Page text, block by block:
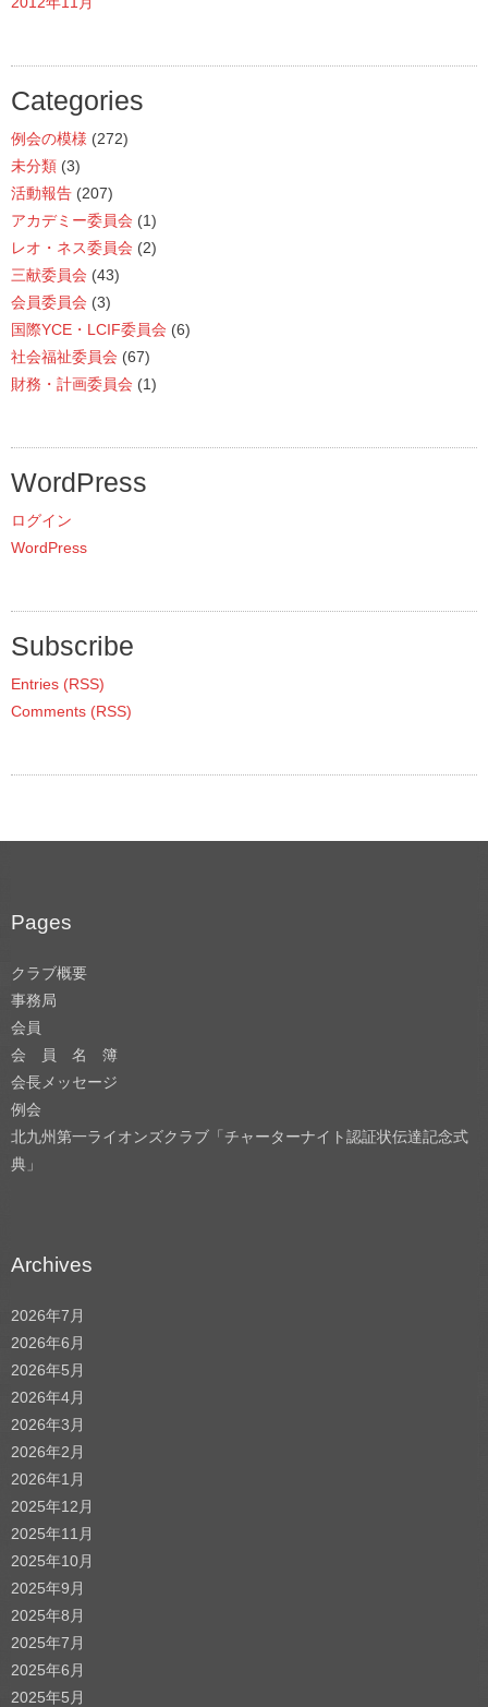
Categories
例会の模様 (272)
未分類 (3)
活動報告 (207)
アカデミー委員会 (1)
レオ・ネス委員会 (2)
三献委員会 (43)
会員委員会 (3)
国際YCE・LCIF委員会 (6)
社会福祉委員会 (67)
財務・計画委員会 (1)
WordPress
ログイン
WordPress
Subscribe
Entries (RSS)
Comments (RSS)
Pages
クラブ概要
事務局
会員
会 員 名 簿
会長メッセージ
例会
北九州第一ライオンズクラブ「チャーターナイト認証状伝達記念式
典」
Archives
2026年7月
2026年6月
2026年5月
2026年4月
2026年3月
2026年2月
2026年1月
2025年12月
2025年11月
2025年10月
2025年9月
2025年8月
2025年7月
2025年6月
2025年5月